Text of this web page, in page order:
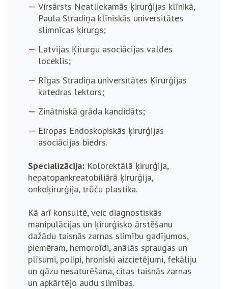
Virsārsts Neatliekamās ķirurģijas klīnikā,
Paula Stradiņa klīniskās universitātes
slimnīcas ķirurgs;
Latvijas Ķirurgu asociācijas valdes
loceklis;
Rīgas Stradiņa universitātes Ķirurģijas
katedras lektors;
Zinātniskā grāda kandidāts;
Eiropas Endoskopiskās ķirurģijas
asociācijas biedrs.
Specializācija: Kolorektālā ķirurģija,
hepatopankreatobiliārā ķirurģija,
onkoķirurģija, trūču plastika.
Kā arī konsultē, veic diagnostiskās
manipulācijas un ķirurģisko ārstēšanu
dažādu taisnās zarnas slimību gadījumos,
piemēram, hemoroīdi, anālās spraugas un
plīsumi, polipi, hroniski aizcietējumi, fekāliju
un gāzu nesaturēšana, citas taisnās zarnas
un apkārtējo audu slimības.